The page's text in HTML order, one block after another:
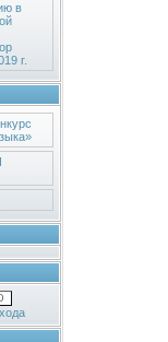
в
г.